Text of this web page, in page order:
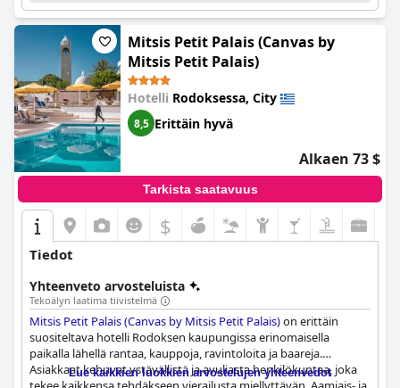
Mitsis Petit Palais (Canvas by
Mitsis Petit Palais)
Hotelli Rodoksessa, City
8,5 Erittäin hyvä
Alkaen 73 $
Tarkista saatavuus
$
Tiedot
Yhteenveto arvosteluista
Tekoälyn laatima tiivistelmä
Mitsis Petit Palais (Canvas by Mitsis Petit Palais)on erittäin
suositeltava hotelli Rodoksen kaupungissa erinomaisella
paikalla lähellä rantaa, kauppoja, ravintoloita ja baareja.
Asiakkaat kehuvat ystävällistä ja avuliasta henkilökuntaa, joka
Lue kaikkien luokkien arvostelujen yhteenvedot